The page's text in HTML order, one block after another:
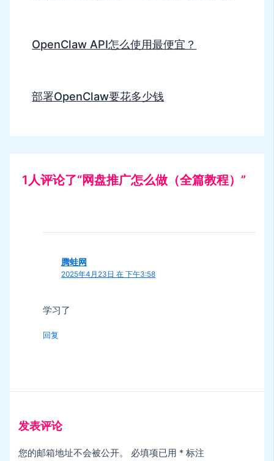
OpenClaw API怎么使用最便宜？
部署OpenClaw要花多少钱
1人评论了“网盘推广怎么做（全篇教程）”
腾蛙网
2025年4月23日 在 下午3:58
学习了
回复
发表评论
您的邮箱地址不会被公开。 必填项已用 * 标注